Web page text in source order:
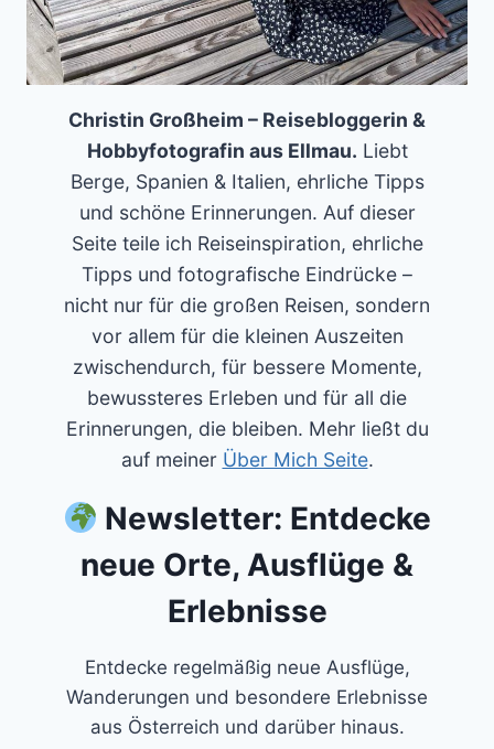
Christin Großheim – Reisebloggerin &
Hobbyfotografin aus Ellmau. Liebt
Berge, Spanien & Italien, ehrliche Tipps
und schöne Erinnerungen. Auf dieser
Seite teile ich Reiseinspiration, ehrliche
Tipps und fotografische Eindrücke –
nicht nur für die großen Reisen, sondern
vor allem für die kleinen Auszeiten
zwischendurch, für bessere Momente,
bewussteres Erleben und für all die
Erinnerungen, die bleiben. Mehr ließt du
auf meiner Über Mich Seite.
Newsletter: Entdecke
neue Orte, Ausflüge &
Erlebnisse
Entdecke regelmäßig neue Ausflüge,
Wanderungen und besondere Erlebnisse
aus Österreich und darüber hinaus.